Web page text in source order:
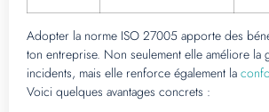
Adopter la norme ISO 27005 apporte des
ton entreprise. Non seulement elle améliore la
incidents, mais elle renforce également la
Voici quelques avantages concrets :